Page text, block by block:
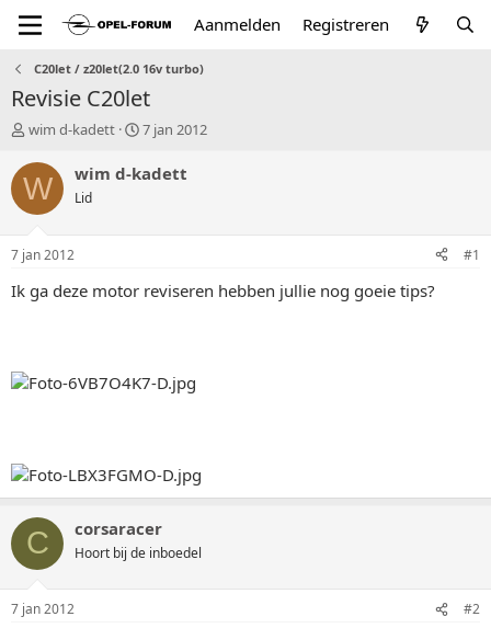
Aanmelden Registreren
C20let / z20let(2.0 16v turbo)
Revisie C20let
T
p
i
a
r
t
wim d-kadett
S
a
u
7 jan 2012
W wim d-kadett
Lid
7 jan 2012 #1
Ik ga deze motor reviseren hebben jullie nog goeie tips?
C corsaracer
Hoort bij de inboedel
7 jan 2012 #2